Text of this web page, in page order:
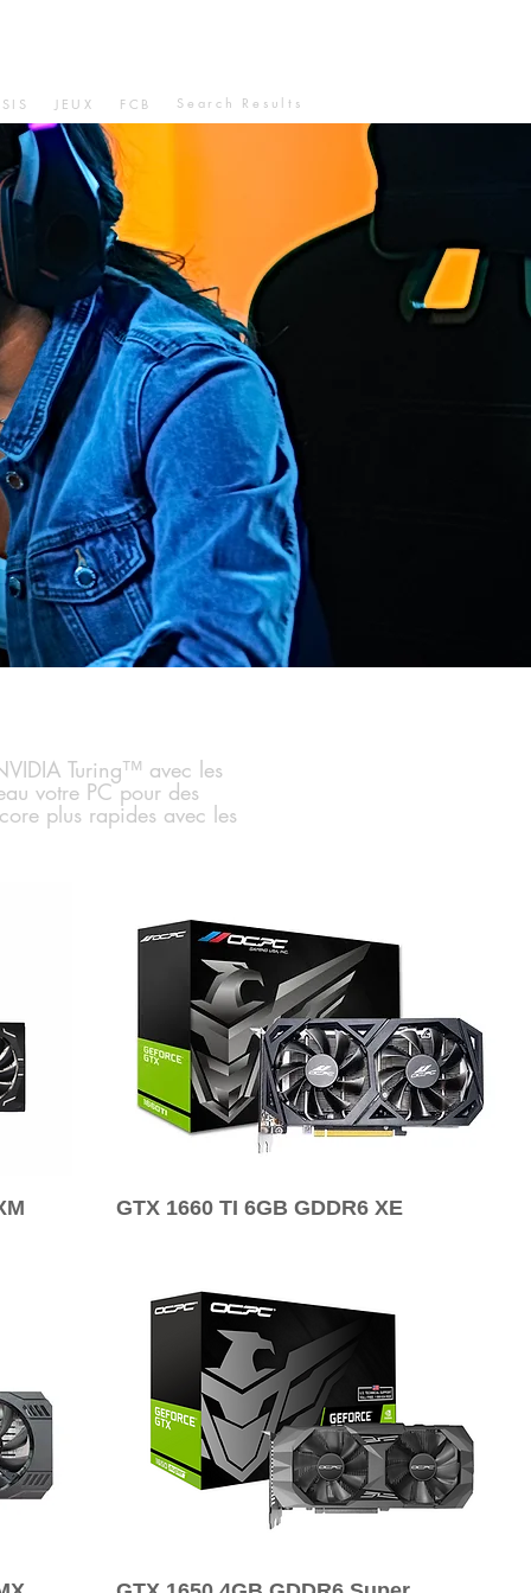
JEUX FCB Search Results
Turing™ avec les
votre PC pour des
plus rapides avec les
GTX 1660 TI 6GB GDDR6 XE